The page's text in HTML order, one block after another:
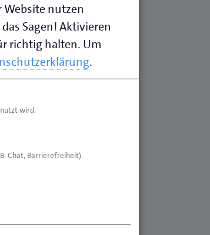
Website nutzen
Sagen! Aktivieren
richtig halten. Um
.
wird.
Chat, Barrierefreiheit).